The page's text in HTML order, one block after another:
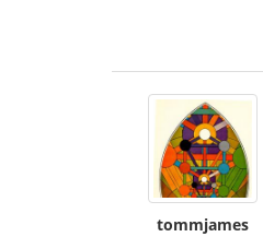
tommjames